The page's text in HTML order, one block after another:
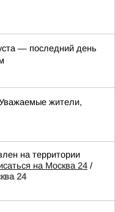
— последний день
жители,
на территории
на Москва 24 /
24